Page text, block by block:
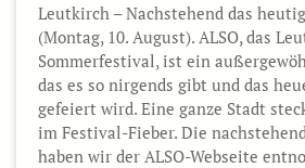
Leutkirch – Nachstehend das
(Montag, 10. August). ALSO, das
Sommerfestival, ist ein
das es so nirgends gibt und das
gefeiert wird. Eine ganze Stadt
im Festival-Fieber. Die
haben wir der ALSO-Webseite